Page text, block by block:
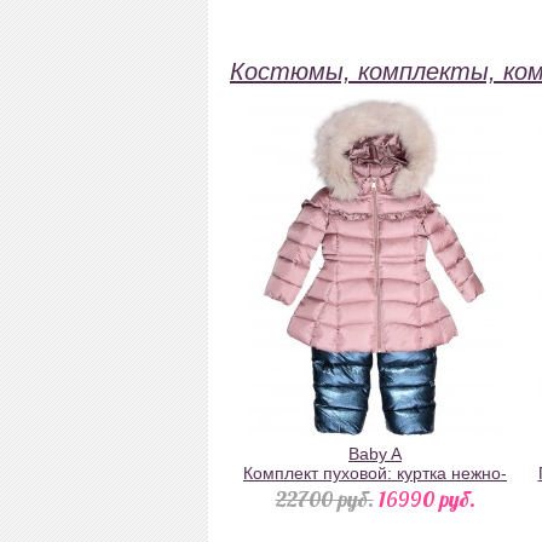
Костюмы, комплекты,
Baby A
Комплект пуховой: куртка нежно-
розовая с рюшами и
натуральным мехом на
22700 pуб.16990 pуб.